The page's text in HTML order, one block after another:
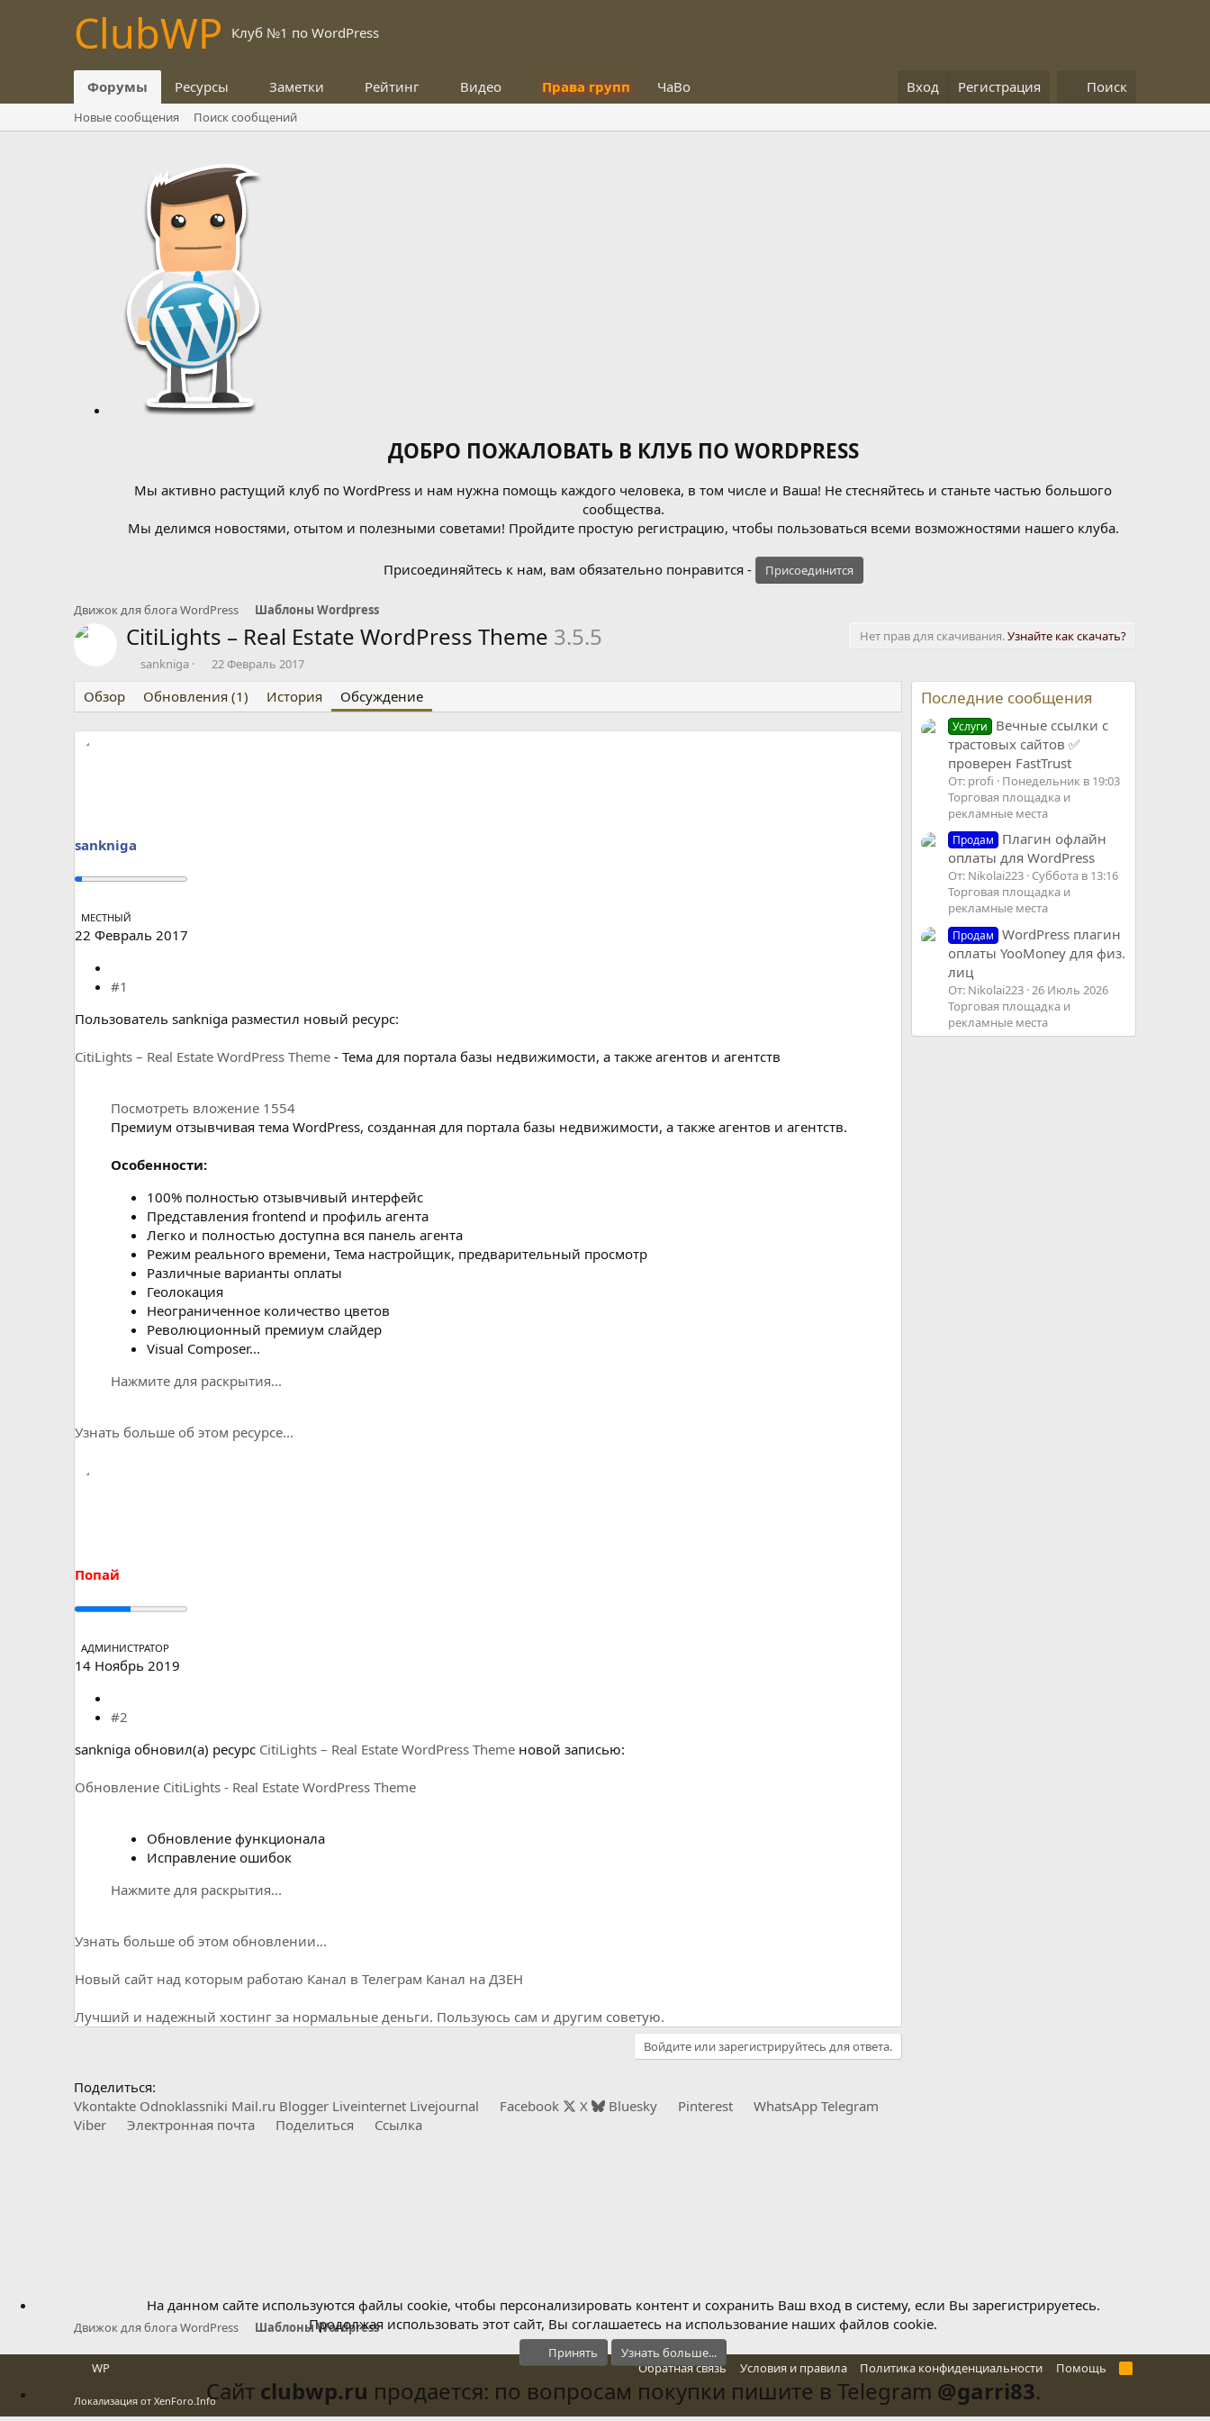
ClubWP Клуб №1 по WordPress
Форумы Ресурсы Заметки Рейтинг Видео Права групп ЧаВо Вход Регистрация Поиск
Новые сообщения Поиск сообщений
ДОБРО ПОЖАЛОВАТЬ В КЛУБ ПО WORDPRESS
Мы активно растущий клуб по WordPress и нам нужна помощь каждого человека, в том числе и Ваша! Не стесняйтесь и станьте частью большого
сообщества.
Мы делимся новостями, отытом и полезными советами! Пройдите простую регистрацию, чтобы пользоваться всеми возможностями нашего клуба.
Присоединяйтесь к нам, вам обязательно понравится - Присоединится
Движок для блога WordPress Шаблоны Wordpress
CitiLights – Real Estate WordPress Theme 3.5.5 Нет прав для скачивания.Узнайте как скачать?
А
т
о
р
sankniga
Д
т
а
н
22 Февраль 2017
Обзор Обновления (1) История Обсуждение
sankniga
МЕСТНЫЙ
22 Февраль 2017
#1
Пользователь sankniga разместил новый ресурс:
CitiLights – Real Estate WordPress Theme - Тема для портала базы недвижимости, а также агентов и агентств
Посмотреть вложение 1554
Премиум отзывчивая тема WordPress, созданная для портала базы недвижимости, а также агентов и агентств.
Особенности:
100% полностью отзывчивый интерфейс
Представления frontend и профиль агента
Легко и полностью доступна вся панель агента
Режим реального времени, Тема настройщик, предварительный просмотр
Различные варианты оплаты
Геолокация
Неограниченное количество цветов
Революционный премиум слайдер
Visual Composer...
Нажмите для раскрытия...
Узнать больше об этом ресурсе...
Попай
АДМИНИСТРАТОР
14 Ноябрь 2019
#2
sankniga обновил(а) ресурс CitiLights – Real Estate WordPress Theme новой записью:
Обновление CitiLights - Real Estate WordPress Theme
Обновление функционала
Исправление ошибок
Нажмите для раскрытия...
Узнать больше об этом обновлении...
Новый сайт над которым работаю Канал в Телеграм Канал на ДЗЕН
Лучший и надежный хостинг за нормальные деньги. Пользуюсь сам и другим советую.
Войдите или зарегистрируйтесь для ответа.
Поделиться:
Vkontakte Odnoklassniki Mail.ru Blogger Liveinternet Livejournal Facebook X Bluesky Pinterest WhatsApp Telegram
Viber
Электронная почта Поделиться Ссылка
Последние сообщения
Услуги
Вечные ссылки с
трастовых сайтов ✅
проверен FastTrust
От: profi
Понедельник в 19:03
Торговая площадка и
рекламные места
Продам
Плагин офлайн
оплаты для WordPress
От: Nikolai223 Суббота в 13:16
Торговая площадка и
рекламные места
Продам
WordPress плагин
оплаты YooMoney для физ.
лиц
От: Nikolai223 26 Июль 2026
Торговая площадка и
рекламные места
Движок для блога WordPress Шаблоны Wordpress
WP Обратная связь Условия и правила Политика конфиденциальности Помощь
R
Локализация от XenForo.Info
На данном сайте используются файлы cookie, чтобы персонализировать контент и сохранить Ваш вход в систему, если Вы зарегистрируетесь.
Продолжая использовать этот сайт, Вы соглашаетесь на использование наших файлов cookie.
Принять Узнать больше...
Сайт clubwp.ru продается: по вопросам покупки пишите в Telegram @garri83.